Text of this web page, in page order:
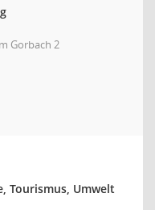
Gorbach 2
Tourismus, Umwelt